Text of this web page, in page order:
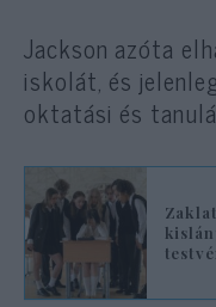
Jackson azóta
iskolát, és
oktatási és